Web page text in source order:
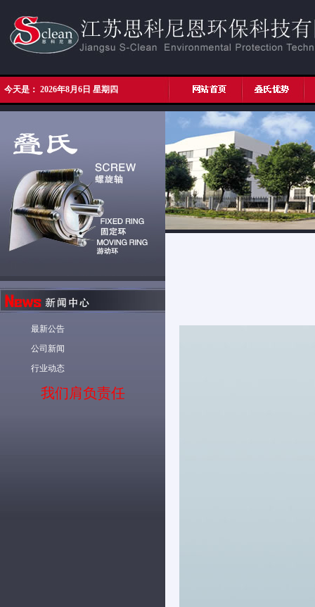
今天是： 2026年8月6日 星期四
最新公告
公司新闻
行业动态
我们肩负责任